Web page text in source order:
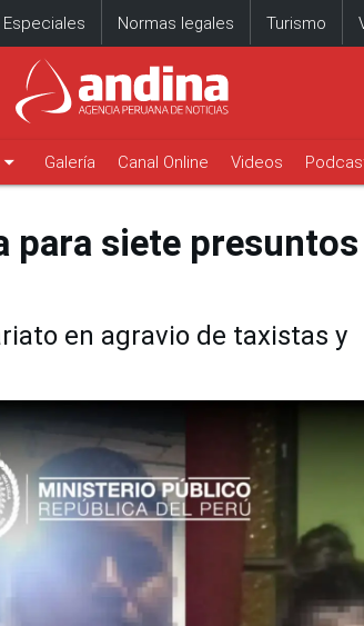
Especiales Normas legales Turismo
arrow_drop_down Galería Canal Online Videos
para siete presuntos
en agravio de taxistas y